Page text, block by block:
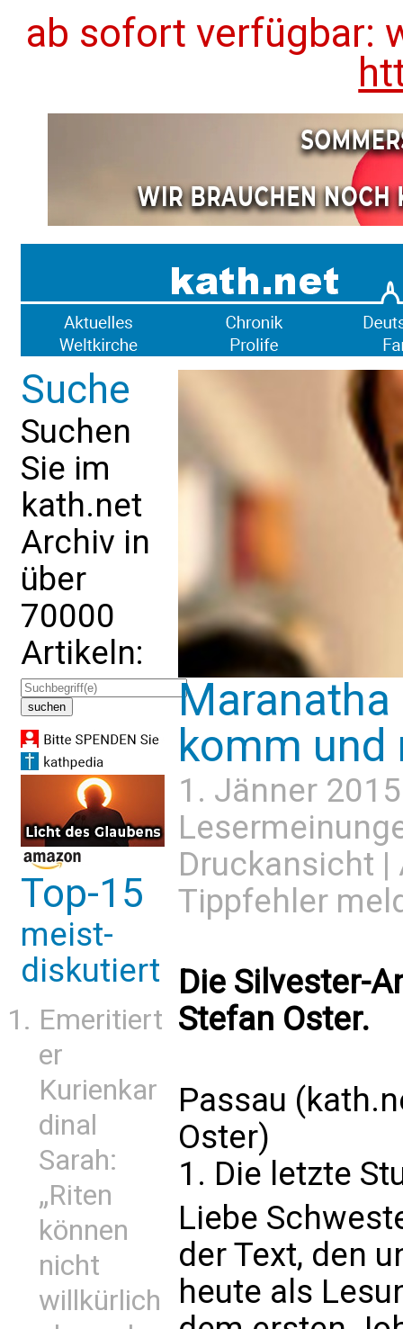
ab sofort verfügbar:
Suche
Suchen
Sie im
kath.net
Archiv in
über
70000
Artikeln:
Top-15
meist-
diskutiert
Emeritiert
er
Kurienkar
dinal
Sarah:
„Riten
können
nicht
willkürlich
Maranatha
komm und
1. Jänner
Druckansicht |
Tippfehler
Die Silvester-
Stefan Oster.
Passau
Oster)
1. Die letzte
Liebe
der Text, den
heute als